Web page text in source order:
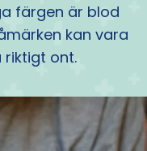
färgen är blod
kan vara
riktigt ont.